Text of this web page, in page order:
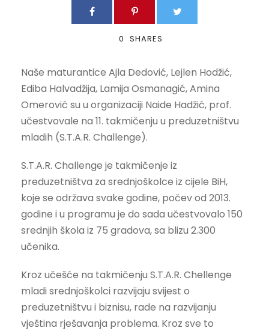
0 SHARES
Naše maturantice Ajla Dedović, Lejlen Hodžić,
Ediba Halvadžija, Lamija Osmanagić, Amina
Omerović su u organizaciji Naide Hadžić, prof.
učestvovale na 11. takmičenju u preduzetništvu
mladih (S.T.A.R. Challenge).
S.T.A.R. Challenge je takmičenje iz
preduzetništva za srednjoškolce iz cijele BiH,
koje se održava svake godine, počev od 2013.
godine i u programu je do sada učestvovalo 150
srednjih škola iz 75 gradova, sa blizu 2.300
učenika.
Kroz učešće na takmičenju S.T.A.R. Chellenge
mladi srednjoškolci razvijaju svijest o
preduzetništvu i biznisu, rade na razvijanju
vještina rješavanja problema. Kroz sve to